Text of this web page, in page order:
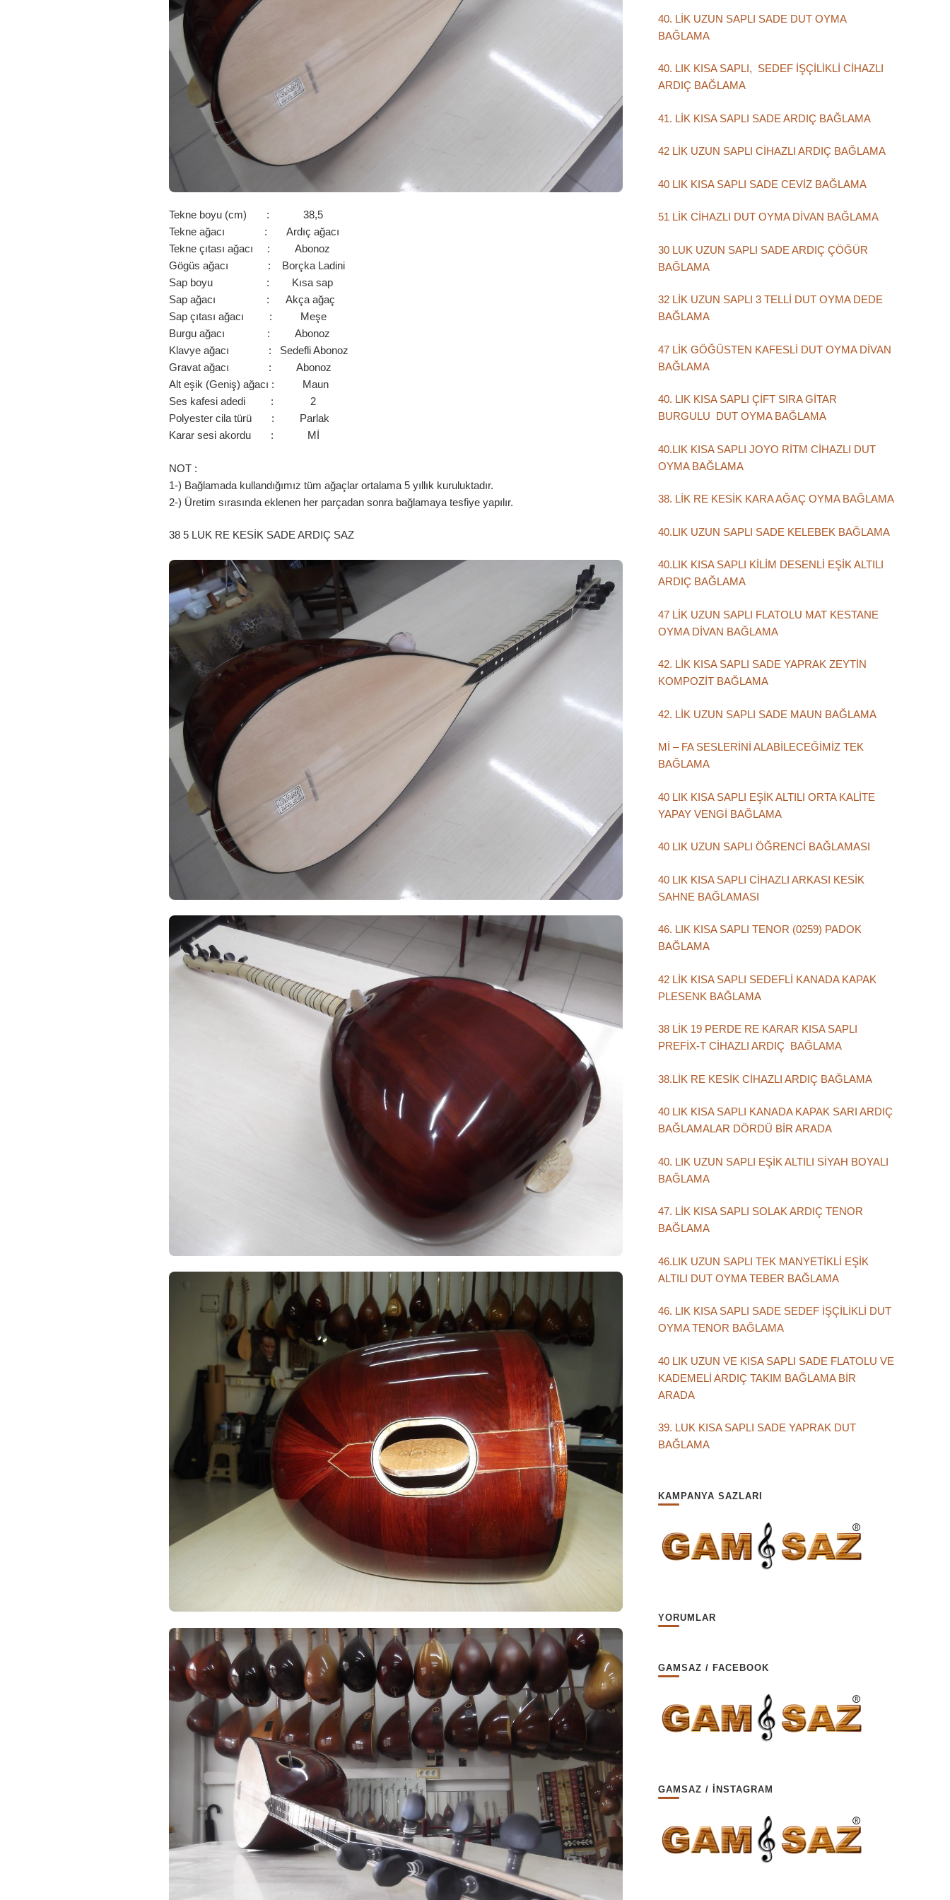
Tekne boyu (cm) : 38,5
Tekne ağacı : Ardıç ağacı
Tekne çıtası ağacı : Abonoz
Gögüs ağacı : Borçka Ladini
Sap boyu : Kısa sap
Sap ağacı : Akça ağaç
Sap çıtası ağacı : Meşe
Burgu ağacı : Abonoz
Klavye ağacı : Sedefli Abonoz
Gravat ağacı : Abonoz
Alt eşik (Geniş) ağacı : Maun
Ses kafesi adedi : 2
Polyester cila türü : Parlak
Karar sesi akordu : Mİ
NOT :
1-) Bağlamada kullandığımız tüm ağaçlar ortalama 5 yıllık kuruluktadır.
2-) Üretim sırasında eklenen her parçadan sonra bağlamaya tesfiye yapılır.
38 5 LUK RE KESİK SADE ARDIÇ SAZ
40. LİK UZUN SAPLI SADE DUT OYMA
BAĞLAMA
40. LIK KISA SAPLI, SEDEF İŞÇİLİKLİ CİHAZLI
ARDIÇ BAĞLAMA
41. LİK KISA SAPLI SADE ARDIÇ BAĞLAMA
42 LİK UZUN SAPLI CİHAZLI ARDIÇ BAĞLAMA
40 LIK KISA SAPLI SADE CEVİZ BAĞLAMA
51 LİK CİHAZLI DUT OYMA DİVAN BAĞLAMA
30 LUK UZUN SAPLI SADE ARDIÇ ÇÖĞÜR
BAĞLAMA
32 LİK UZUN SAPLI 3 TELLİ DUT OYMA DEDE
BAĞLAMA
47 LİK GÖĞÜSTEN KAFESLİ DUT OYMA DİVAN
BAĞLAMA
40. LIK KISA SAPLI ÇİFT SIRA GİTAR
BURGULU DUT OYMA BAĞLAMA
40.LIK KISA SAPLI JOYO RİTM CİHAZLI DUT
OYMA BAĞLAMA
38. LİK RE KESİK KARA AĞAÇ OYMA BAĞLAMA
40.LIK UZUN SAPLI SADE KELEBEK BAĞLAMA
40.LIK KISA SAPLI KİLİM DESENLİ EŞİK ALTILI
ARDIÇ BAĞLAMA
47 LİK UZUN SAPLI FLATOLU MAT KESTANE
OYMA DİVAN BAĞLAMA
42. LİK KISA SAPLI SADE YAPRAK ZEYTİN
KOMPOZİT BAĞLAMA
42. LİK UZUN SAPLI SADE MAUN BAĞLAMA
Mİ – FA SESLERİNİ ALABİLECEĞİMİZ TEK
BAĞLAMA
40 LIK KISA SAPLI EŞİK ALTILI ORTA KALİTE
YAPAY VENGİ BAĞLAMA
40 LIK UZUN SAPLI ÖĞRENCİ BAĞLAMASI
40 LIK KISA SAPLI CİHAZLI ARKASI KESİK
SAHNE BAĞLAMASI
46. LIK KISA SAPLI TENOR (0259) PADOK
BAĞLAMA
42 LİK KISA SAPLI SEDEFLİ KANADA KAPAK
PLESENK BAĞLAMA
38 LİK 19 PERDE RE KARAR KISA SAPLI
PREFİX-T CİHAZLI ARDIÇ BAĞLAMA
38.LİK RE KESİK CİHAZLI ARDIÇ BAĞLAMA
40 LIK KISA SAPLI KANADA KAPAK SARI ARDIÇ
BAĞLAMALAR DÖRDÜ BİR ARADA
40. LIK UZUN SAPLI EŞİK ALTILI SİYAH BOYALI
BAĞLAMA
47. LİK KISA SAPLI SOLAK ARDIÇ TENOR
BAĞLAMA
46.LIK UZUN SAPLI TEK MANYETİKLİ EŞİK
ALTILI DUT OYMA TEBER BAĞLAMA
46. LIK KISA SAPLI SADE SEDEF İŞÇİLİKLİ DUT
OYMA TENOR BAĞLAMA
40 LIK UZUN VE KISA SAPLI SADE FLATOLU VE
KADEMELİ ARDIÇ TAKIM BAĞLAMA BİR
ARADA
39. LUK KISA SAPLI SADE YAPRAK DUT
BAĞLAMA
KAMPANYA SAZLARI
YORUMLAR
GAMSAZ / FACEBOOK
GAMSAZ / İNSTAGRAM